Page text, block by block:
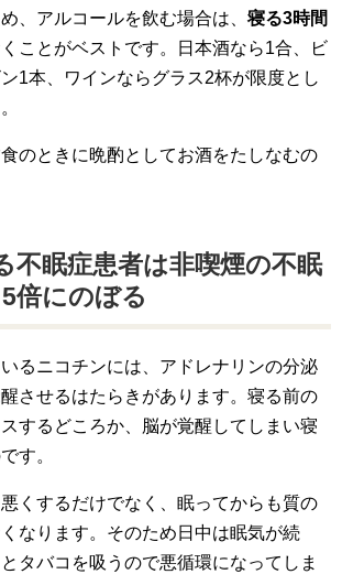
、アルコールを飲む場合は、 寝る3時間
ことがベストです。日本酒なら1合、ビ
1本、ワインならグラス2杯が限度とし
のときに晩酌としてお酒をたしなむの
不眠症患者は非喫煙の不眠
倍にのぼる
るニコチンには、アドレナリンの分泌
させるはたらきがあります。寝る前の
するどころか、脳が覚醒してしまい寝
す。
くするだけでなく、眠ってからも質の
なります。そのため日中は眠気が続
タバコを吸うので悪循環になってしま